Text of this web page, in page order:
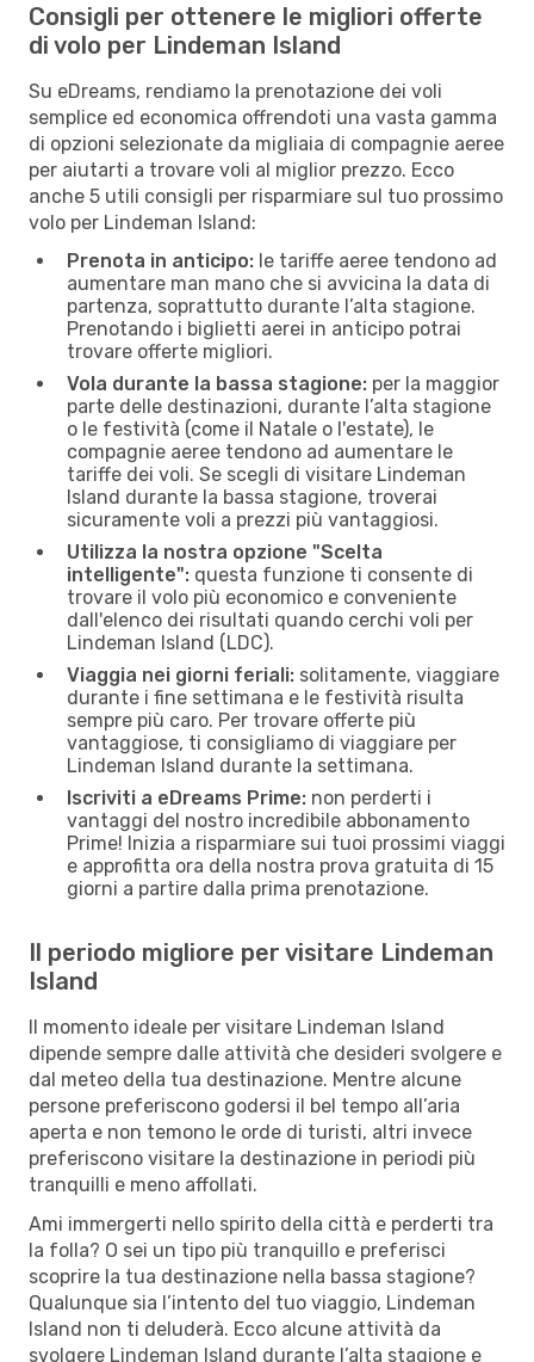
Consigli per ottenere le migliori offerte
di volo per Lindeman Island
Su eDreams, rendiamo la prenotazione dei voli
semplice ed economica offrendoti una vasta gamma
di opzioni selezionate da migliaia di compagnie aeree
per aiutarti a trovare voli al miglior prezzo. Ecco
anche 5 utili consigli per risparmiare sul tuo prossimo
volo per Lindeman Island:
Prenota in anticipo: le tariffe aeree tendono ad
aumentare man mano che si avvicina la data di
partenza, soprattutto durante l’alta stagione.
Prenotando i biglietti aerei in anticipo potrai
trovare offerte migliori.
Vola durante la bassa stagione: per la maggior
parte delle destinazioni, durante l’alta stagione
o le festività (come il Natale o l'estate), le
compagnie aeree tendono ad aumentare le
tariffe dei voli. Se scegli di visitare Lindeman
Island durante la bassa stagione, troverai
sicuramente voli a prezzi più vantaggiosi.
Utilizza la nostra opzione "Scelta
intelligente": questa funzione ti consente di
trovare il volo più economico e conveniente
dall'elenco dei risultati quando cerchi voli per
Lindeman Island (LDC).
Viaggia nei giorni feriali: solitamente, viaggiare
durante i fine settimana e le festività risulta
sempre più caro. Per trovare offerte più
vantaggiose, ti consigliamo di viaggiare per
Lindeman Island durante la settimana.
Iscriviti a eDreams Prime: non perderti i
vantaggi del nostro incredibile abbonamento
Prime! Inizia a risparmiare sui tuoi prossimi viaggi
e approfitta ora della nostra prova gratuita di 15
giorni a partire dalla prima prenotazione.
Il periodo migliore per visitare Lindeman
Island
Il momento ideale per visitare Lindeman Island
dipende sempre dalle attività che desideri svolgere e
dal meteo della tua destinazione. Mentre alcune
persone preferiscono godersi il bel tempo all’aria
aperta e non temono le orde di turisti, altri invece
preferiscono visitare la destinazione in periodi più
tranquilli e meno affollati.
Ami immergerti nello spirito della città e perderti tra
la folla? O sei un tipo più tranquillo e preferisci
scoprire la tua destinazione nella bassa stagione?
Qualunque sia l’intento del tuo viaggio, Lindeman
Island non ti deluderà. Ecco alcune attività da
svolgere Lindeman Island durante l’alta stagione e